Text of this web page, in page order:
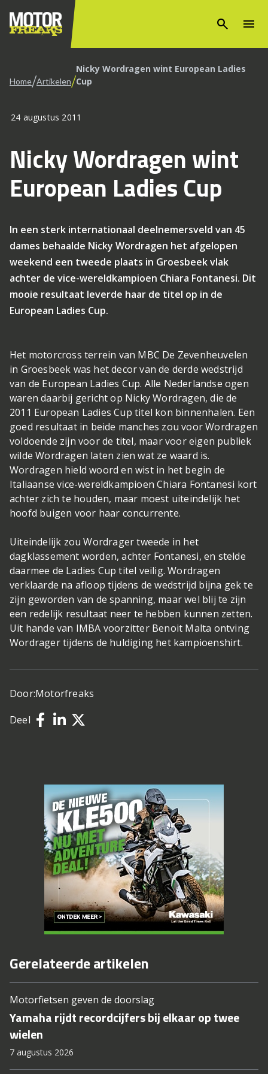
search menu
Home/Artikelen/Nicky Wordragen wint European Ladies
Cup
24 augustus 2011
Nicky Wordragen wint
European Ladies Cup
In een sterk internationaal deelnemersveld van 45
dames behaalde Nicky Wordragen het afgelopen
weekend een tweede plaats in Groesbeek vlak
achter de vice-wereldkampioen Chiara Fontanesi. Dit
mooie resultaat leverde haar de titel op in de
European Ladies Cup.
Het motorcross terrein van MBC De Zevenheuvelen
in Groesbeek was het decor van de derde wedstrijd
van de European Ladies Cup. Alle Nederlandse ogen
waren daarbij gericht op Nicky Wordragen, die de
2011 European Ladies Cup titel kon binnenhalen. Een
goed resultaat in beide manches zou voor Wordragen
voldoende zijn voor de titel, maar voor eigen publiek
wilde Wordragen laten zien wat ze waard is.
Wordragen hield woord en wist in het begin de
Italiaanse vice-wereldkampioen Chiara Fontanesi kort
achter zich te houden, maar moest uiteindelijk het
hoofd buigen voor haar concurrente.
Uiteindelijk zou Wordrager tweede in het
dagklassement worden, achter Fontanesi, en stelde
daarmee de Ladies Cup titel veilig. Wordragen
verklaarde na afloop tijdens de wedstrijd bijna gek te
zijn geworden van de spanning, maar wel blij te zijn
een redelijk resultaat neer te hebben kunnen zetten.
Uit hande van IMBA voorzitter Benoit Malta ontving
Wordrager tijdens de huldiging het kampioenshirt.
Door:Motorfreaks
Deel
Gerelateerde artikelen
Motorfietsen geven de doorslag
Yamaha rijdt recordcijfers bij elkaar op twee
wielen
7 augustus 2026